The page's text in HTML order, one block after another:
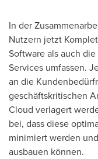
In der
Nutzern jetzt
Software als auch
Services umfassen.
an die
geschäftskritischen
Cloud verlagert
bei, dass diese
minimiert werden
ausbauen können.